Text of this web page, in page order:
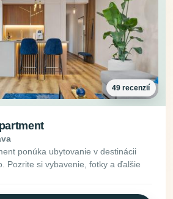
49 recenzií
ponúka ubytovanie v destinácii
Pozrite si vybavenie, fotky a ďalšie